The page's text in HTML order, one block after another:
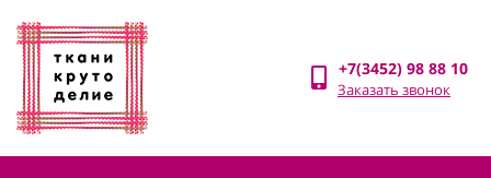
+7(3452) 98 88 10
Заказать звонок